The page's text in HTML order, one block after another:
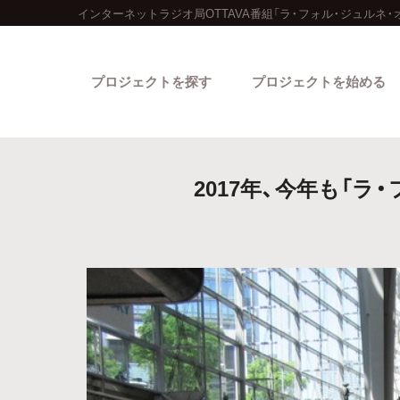
インターネットラジオ局OTTAVA番組「ラ・フォル・ジュルネ
プロジェクトを探す
カテゴリーから探す
プロジェクトを始める
2017年、今年も「ラ